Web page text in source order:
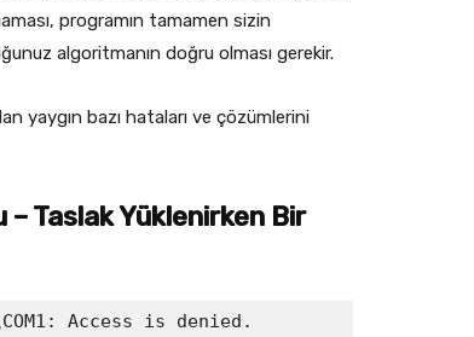
programın tamamen sizin
algoritmanın doğru olması gerekir.
yaygın bazı hataları ve çözümlerini
Taslak Yüklenirken Bir
Access is denied.